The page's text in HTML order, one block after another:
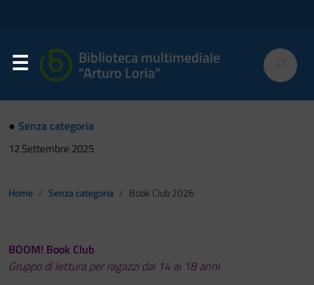
Biblioteca multimediale
"Arturo Loria"
● Senza categoria
12 Settembre 2025
Home Senza categoria Book Club 2026
BOOM! Book Club
Gruppo di lettura per ragazzi dai 14 ai 18 anni